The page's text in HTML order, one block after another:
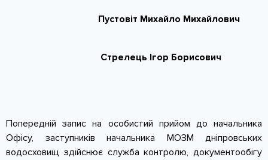
КОНТАКТИ
Пустовіт Михайло Михайлович
Стрелець Ігор
Попередній запис на особистий прийом до начальника
Офісу, заступників начальника МОЗМ дніпровських
водосховищ здійснює служба контролю, документообігу